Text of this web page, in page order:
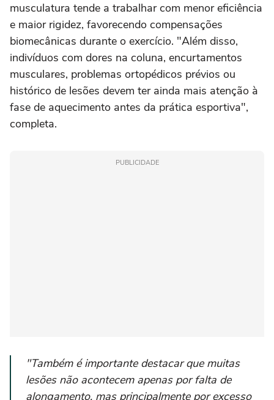
musculatura tende a trabalhar com menor eficiência
e maior rigidez, favorecendo compensações
biomecânicas durante o exercício. "Além disso,
indivíduos com dores na coluna, encurtamentos
musculares, problemas ortopédicos prévios ou
histórico de lesões devem ter ainda mais atenção à
fase de aquecimento antes da prática esportiva",
completa.
PUBLICIDADE
"Também é importante destacar que muitas
lesões não acontecem apenas por falta de
alongamento, mas principalmente por excesso